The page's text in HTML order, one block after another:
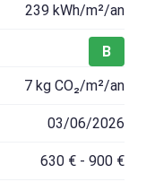
239 kWh/m²/an
B
7 kg CO₂/m²/an
03/06/2026
630 € - 900 €